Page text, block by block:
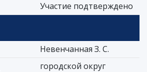
Участие подтверждено
Невенчанная З. С.
городской округ